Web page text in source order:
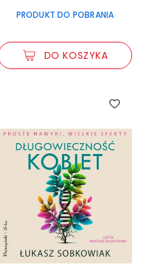
PRODUKT DO POBRANIA
DO KOSZYKA